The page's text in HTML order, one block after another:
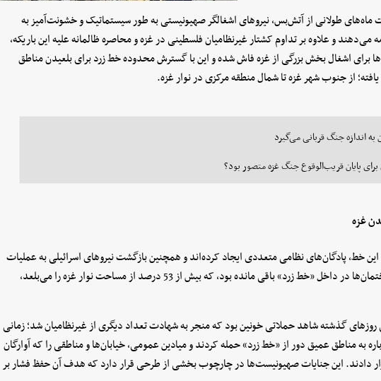
طولانی از آتش‌بس، نیروهای اشغالگر صهیونیستی به طور سیستماتیک و خشونت‌آمیز به
می‌دهند و علاوه بر تداوم کشتار غیرنظامیان فلسطینی در غزه و محاصره ظالمانه علیه این باریکه،
اشغال بخش بزرگی از غزه فاش شده و این با گسترش محدوده خط زرد برای بلعیدن مناطق
از جنوب شهر غزه تا شمال منطقه مرکزی در نوار غزه.
اندازه جنگ قربانی می‌گیرد
پایان قریب‌الوقوع جنگ غزه متصور بود؟
غزه
خط، پادگان‌های نظامی متعددی ایجاد کرده‌اند و همچنین بازگشت نیروهای اسرائیلی به عملیات
تخریب آنچه از خانه‌ها و ساختمان‌ها در داخل «خط زرد» باقی مانده بود، که بیش از 53 درصد از مساحت نوار غزه را می‌بلعد،
روزهای گذشته شاهد حملاتی خونین بود که منجر به شهادت تعداد دیگری از غیرنظامیان شد؛ زمانی
به مناطق عمیق دور از «خط زرد» حمله کردند و میادین عمومی، خیابان‌ها و مناطقی را که آوارگان
دادند. این جنایات صهیونیست‌ها در چارچوب بخشی از طرحی قرار دارد که هدف آن حفظ فشار بر